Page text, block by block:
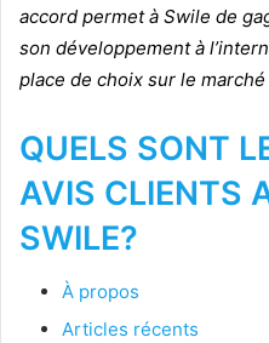
accord permet à Swile de
son développement à
place de choix sur le
QUELS SONT
AVIS CLIENTS
SWILE?
À propos
Articles récents